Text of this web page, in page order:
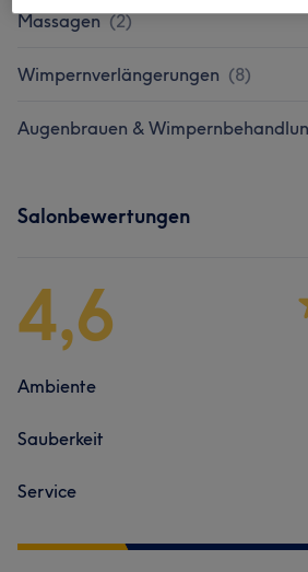
Massagen (2)
Wimpernverlängerungen (8)
Augenbrauen &
Salonbewertungen
4,6
Ambiente
Sauberkeit
Service